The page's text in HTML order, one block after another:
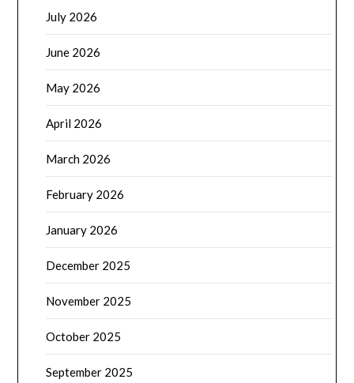
July 2026
June 2026
May 2026
April 2026
March 2026
February 2026
January 2026
December 2025
November 2025
October 2025
September 2025